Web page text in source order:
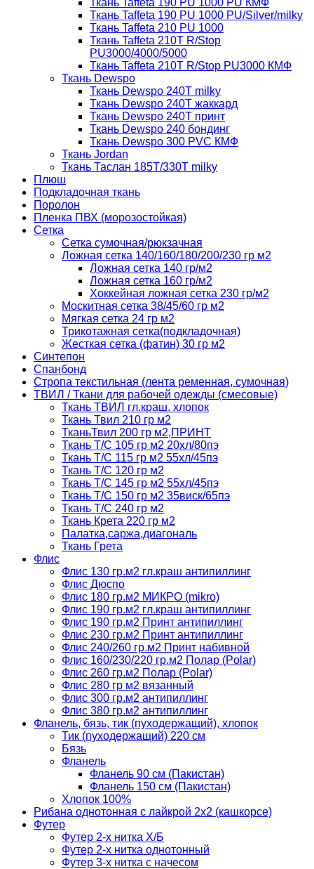
Ткань Taffeta 190 PU 1000 PU КМФ
Ткань Taffeta 190 PU 1000 PU/Silver/milky
Ткань Taffeta 210 PU 1000
Ткань Taffeta 210Т R/Stop
PU3000/4000/5000
Ткань Taffeta 210Т R/Stop PU3000 КМФ
Ткань Dewspo
Ткань Dewspo 240Т milky
Ткань Dewspo 240T жаккард
Ткань Dewspo 240Т принт
Ткань Dewspo 240 бондинг
Ткань Dewspo 300 PVC КМФ
Ткань Jordan
Ткань Таслан 185T/330T milky
Плюш
Подкладочная ткань
Поролон
Пленка ПВХ (морозостойкая)
Сетка
Сетка сумочная/рюкзачная
Ложная сетка 140/160/180/200/230 гр м2
Ложная сетка 140 гр/м2
Ложная сетка 160 гр/м2
Хоккейная ложная сетка 230 гр/м2
Москитная сетка 38/45/60 гр м2
Мягкая сетка 24 гр м2
Трикотажная сетка(подкладочная)
Жесткая сетка (фатин) 30 гр м2
Синтепон
Спанбонд
Стропа текстильная (лента ременная, сумочная)
ТВИЛ / Ткани для рабочей одежды (смесовые)
Ткань ТВИЛ гл.краш. хлопок
Ткань Твил 210 гр м2
ТканьТвил 200 гр м2,ПРИНТ
Ткань Т/C 105 гр м2 20хл/80пэ
Ткань Т/C 115 гр м2 55хл/45пэ
Ткань Т/C 120 гр м2
Ткань Т/C 145 гр м2 55хл/45пэ
Ткань Т/C 150 гр м2 35виск/65пэ
Ткань Т/C 240 гр м2
Ткань Крета 220 гр м2
Палатка,саржа,диагональ
Ткань Грета
Флис
Флис 130 гр.м2 гл.краш антипиллинг
Флис Дюспо
Флис 180 гр.м2 МИКРО (mikro)
Флис 190 гр.м2 гл.краш антипиллинг
Флис 190 гр.м2 Принт антипиллинг
Флис 230 гр.м2 Принт антипиллинг
Флис 240/260 гр.м2 Принт набивной
Флис 160/230/220 гр.м2 Полар (Polar)
Флис 260 гр.м2 Полар (Polar)
Флис 280 гр м2 вязанный
Флис 300 гр.м2 антипиллинг
Флис 380 гр.м2 антипиллинг
Фланель, бязь, тик (пуходержащий), хлопок
Тик (пуходержащий) 220 см
Бязь
Фланель
Фланель 90 см (Пакистан)
Фланель 150 см (Пакистан)
Хлопок 100%
Рибана однотонная с лайкрой 2х2 (кашкорсе)
Футер
Футер 2-х нитка Х/Б
Футер 2-х нитка однотонный
Футер 3-х нитка с начесом